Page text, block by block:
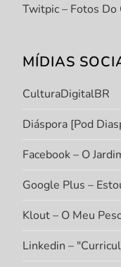
Twitpic – Fotos Do
MÍDIAS
CulturaDigitalBR
Diáspora [Pod
Facebook – O
Google Plus –
Klout – O Meu
Linkedin –